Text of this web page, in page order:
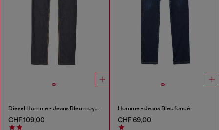
Diesel Homme - Jeans Bleu moyen
CHF 109,00
Homme - Jeans Bleu foncé
CHF 69,00